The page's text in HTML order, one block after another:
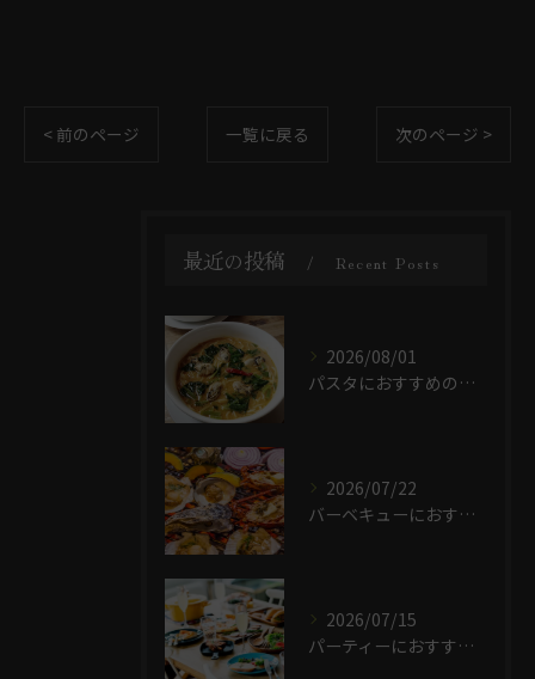
< 前のページ 一覧に戻る 次のページ >
最近の投稿 Recent Posts
2026/08/01
パスタにおすすめの具材は？
2026/07/22
バーベキューにおすすめの海鮮は？
2026/07/15
パーティーにおすすめの料理は？